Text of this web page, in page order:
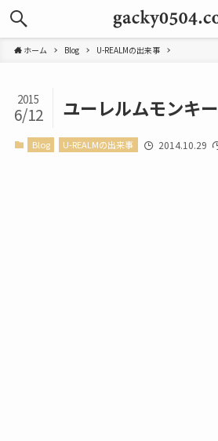
ホーム Blog U-REALMの出来事
ユーレルムモンキー
2015
6/12
Blog U-REALMの出来事 2014.10.29